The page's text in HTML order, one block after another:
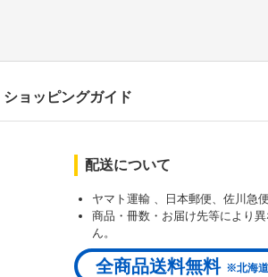
ショッピングガイド
配送について
ヤマト運輸 、日本郵便、佐川急
商品・冊数・お届け先等により
ん。
全商品送料無料 ※北海